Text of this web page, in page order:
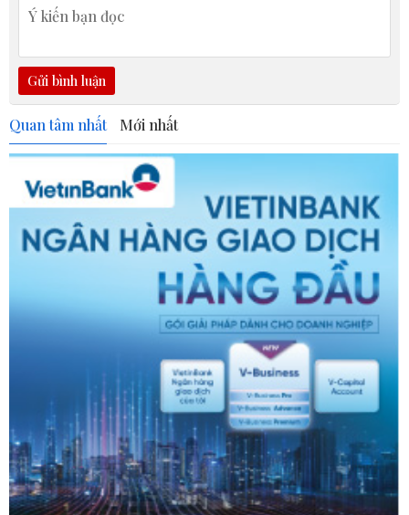
Gửi bình luận
Quan tâm nhất Mới nhất